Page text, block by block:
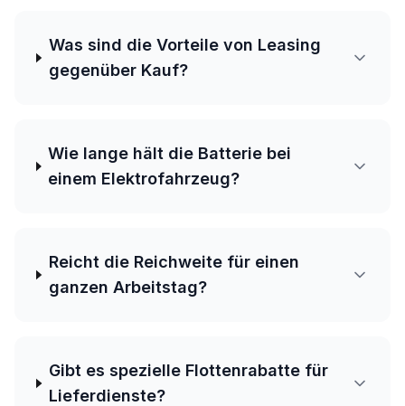
Was sind die Vorteile von Leasing
gegenüber Kauf?
Wie lange hält die Batterie bei
einem Elektrofahrzeug?
Reicht die Reichweite für einen
ganzen Arbeitstag?
Gibt es spezielle Flottenrabatte für
Lieferdienste?